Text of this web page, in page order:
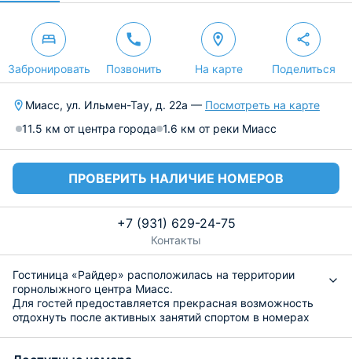
Забронировать Позвонить На карте Поделиться
Миасс, ул. Ильмен-Тау, д. 22а — Посмотреть на карте
11.5 км от центра города 1.6 км от реки Миасс
ПРОВЕРИТЬ НАЛИЧИЕ НОМЕРОВ
+7 (931) 629-24-75
Контакты
Гостиница «Райдер» расположилась на территории
горнолыжного центра Миасс.
Для гостей предоставляется прекрасная возможность
отдохнуть после активных занятий спортом в номерах